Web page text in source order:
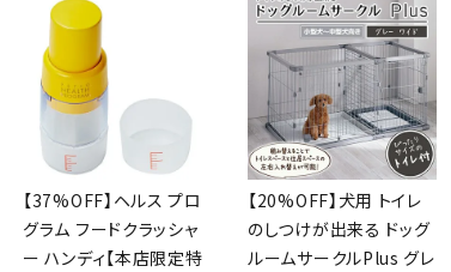
【37%OFF】ヘルス プロ
グラム フードクラッシャ
ー ハンディ【本店限定特
【20%OFF】犬用 トイレ
のしつけが出来る ドッグ
ルームサークルPlus グレ